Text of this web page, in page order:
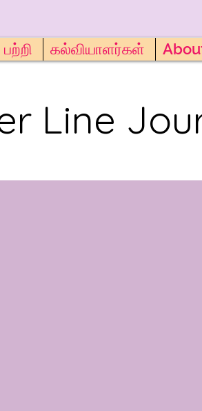
Line
பற்றி கல்வியாளர்கள்